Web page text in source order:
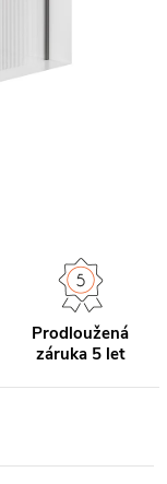
Prodloužená
záruka 5 let